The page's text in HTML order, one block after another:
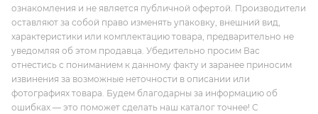
ознакомления и не является публичной офертой. Производители
оставляют за собой право изменять упаковку, внешний вид,
характеристики или комплектацию товара, предварительно не
уведомляя об этом продавца. Убедительно просим Вас
отнестись с пониманием к данному факту и заранее приносим
извинения за возможные неточности в описании или
фотографиях товара. Будем благодарны за информацию об
ошибках — это поможет сделать наш каталог точнее! С